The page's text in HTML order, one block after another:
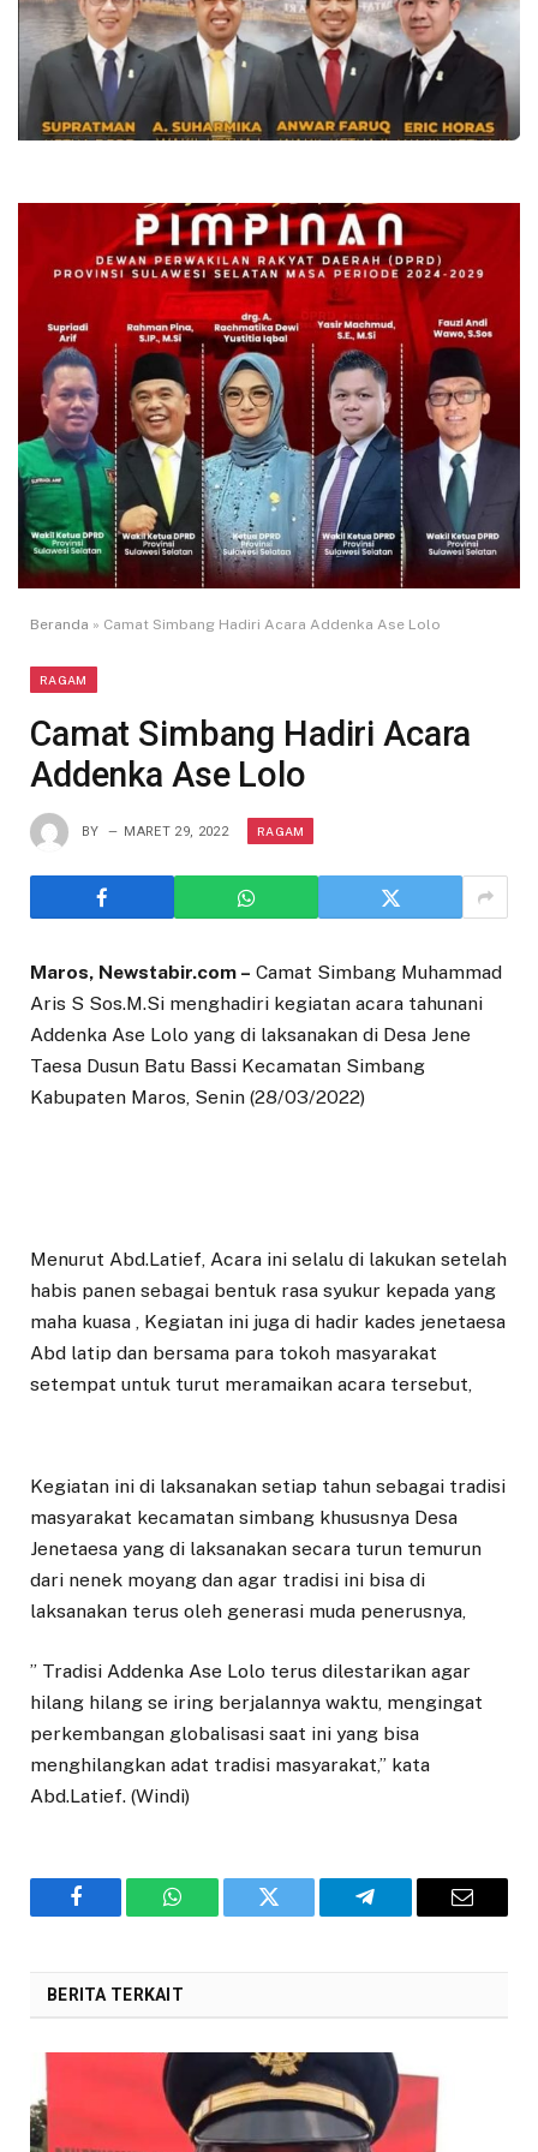
Beranda » Camat Simbang Hadiri Acara Addenka Ase Lolo
RAGAM
Camat Simbang Hadiri Acara
Addenka Ase Lolo
BY MARET 29, 2022 RAGAM
Maros, Newstabir.com – Camat Simbang Muhammad
Aris S Sos.M.Si menghadiri kegiatan acara tahunani
Addenka Ase Lolo yang di laksanakan di Desa Jene
Taesa Dusun Batu Bassi Kecamatan Simbang
Kabupaten Maros, Senin (28/03/2022)
Menurut Abd.Latief, Acara ini selalu di lakukan setelah
habis panen sebagai bentuk rasa syukur kepada yang
maha kuasa , Kegiatan ini juga di hadir kades jenetaesa
Abd latip dan bersama para tokoh masyarakat
setempat untuk turut meramaikan acara tersebut,
Kegiatan ini di laksanakan setiap tahun sebagai tradisi
masyarakat kecamatan simbang khususnya Desa
Jenetaesa yang di laksanakan secara turun temurun
dari nenek moyang dan agar tradisi ini bisa di
laksanakan terus oleh generasi muda penerusnya,
” Tradisi Addenka Ase Lolo terus dilestarikan agar
hilang hilang se iring berjalannya waktu, mengingat
perkembangan globalisasi saat ini yang bisa
menghilangkan adat tradisi masyarakat,” kata
Abd.Latief. (Windi)
Facebook WhatsAppTwitter Telegram Email
BERITA TERKAIT